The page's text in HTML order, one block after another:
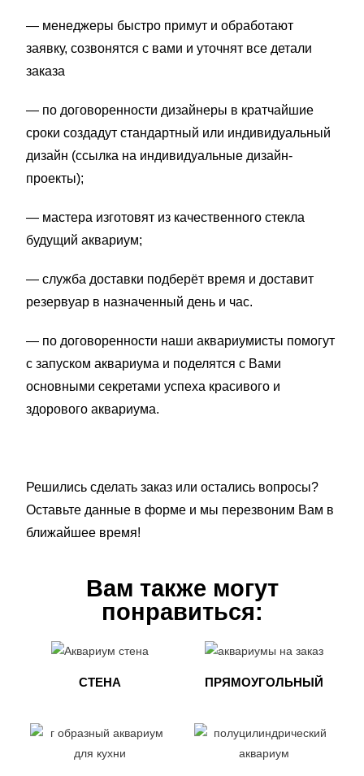
— менеджеры быстро примут и обработают
заявку, созвонятся с вами и уточнят все детали
заказа
— по договоренности дизайнеры в кратчайшие
сроки создадут стандартный или индивидуальный
дизайн (ссылка на индивидуальные дизайн-
проекты);
— мастера изготовят из качественного стекла
будущий аквариум;
— служба доставки подберёт время и доставит
резервуар в назначенный день и час.
— по договоренности наши аквариумисты помогут
с запуском аквариума и поделятся с Вами
основными секретами успеха красивого и
здорового аквариума.
Решились сделать заказ или остались вопросы?
Оставьте данные в форме и мы перезвоним Вам в
ближайшее время!
Вам также могут
понравиться:
СТЕНА ПРЯМОУГОЛЬНЫЙ